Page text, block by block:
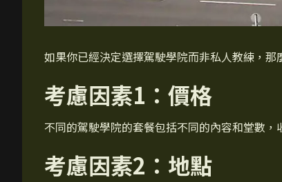
如果你已經決定選擇駕駛學院而非私人教練，
考慮因素1：價格
不同的駕駛學院的套餐包括不同的內容和堂數
考慮因素2：地點